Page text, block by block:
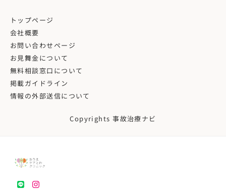
トップページ
会社概要
お問い合わせページ
お見舞金について
無料相談窓口について
掲載ガイドライン
情報の外部送信について
Copyrights 事故治療ナビ
LINEinstagram